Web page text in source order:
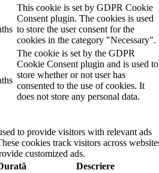
This cookie is set by GDPR Cookie
Consent plugin. The cookies is used
to store the user consent for the
cookies in the category "Necessary".
The cookie is set by the GDPR
Cookie Consent plugin and is used to
store whether or not user has
consented to the use of cookies. It
does not store any personal data.
to provide visitors with relevant ads
cookies track visitors across
customized ads.
Descriere